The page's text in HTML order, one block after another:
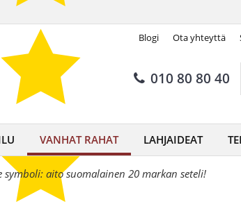
Blogi Ota yhteyttä
010 80 80 40
VANHAT RAHAT LAHJAIDEAT
symboli: aito suomalainen 20 markan seteli!